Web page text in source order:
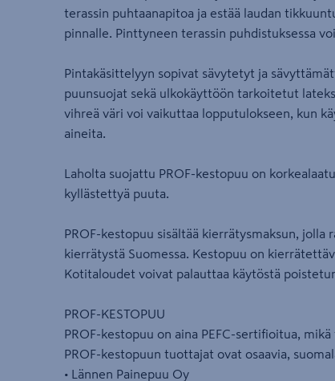
terassin puhtaanapitoa ja estää laudan
pinnalle. Pinttyneen terassin puhdistuksessa
Pintakäsittelyyn sopivat sävytetyt ja
puunsuojat sekä ulkokäyttöön tarkoitetut
vihreä väri voi vaikuttaa lopputulokseen, kun
aineita.
Laholta suojattu PROF-kestopuu on
kyllästettyä puuta.
PROF-kestopuu sisältää kierrätysmaksun, jolla
kierrätystä Suomessa. Kestopuu on
Kotitaloudet voivat palauttaa käytöstä
PROF-KESTOPUU
PROF-kestopuu on aina PEFC-sertifioitua,
PROF-kestopuun tuottajat ovat osaavia,
• Lännen Painepuu Oy